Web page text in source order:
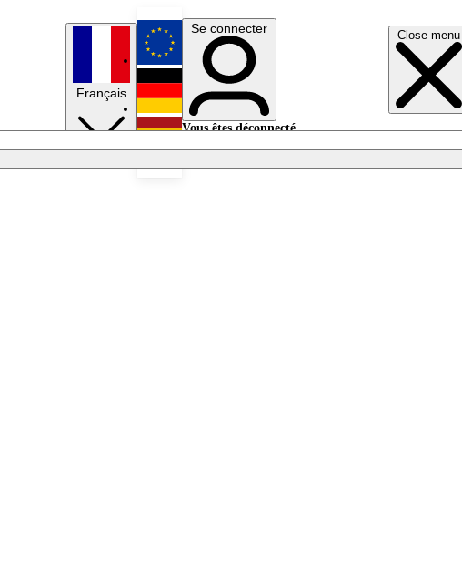
Close menu
Français
English
Deutsch
Se connecter
Vous êtes déconnecté.